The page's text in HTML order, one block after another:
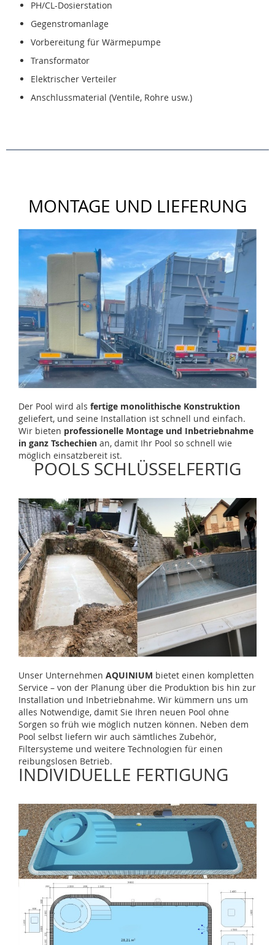
PH/CL-Dosierstation
Gegenstromanlage
Vorbereitung für Wärmepumpe
Transformator
Elektrischer Verteiler
Anschlussmaterial (Ventile, Rohre usw.)
MONTAGE UND LIEFERUNG
Der Pool wird als fertige monolithische Konstruktion
geliefert, und seine Installation ist schnell und einfach.
Wir bieten professionelle Montage und Inbetriebnahme
in ganz Tschechien an, damit Ihr Pool so schnell wie
möglich einsatzbereit ist.
POOLS SCHLÜSSELFERTIG
Unser Unternehmen AQUINIUM bietet einen kompletten
Service – von der Planung über die Produktion bis hin zur
Installation und Inbetriebnahme. Wir kümmern uns um
alles Notwendige, damit Sie Ihren neuen Pool ohne
Sorgen so früh wie möglich nutzen können. Neben dem
Pool selbst liefern wir auch sämtliches Zubehör,
Filtersysteme und weitere Technologien für einen
reibungslosen Betrieb.
INDIVIDUELLE FERTIGUNG